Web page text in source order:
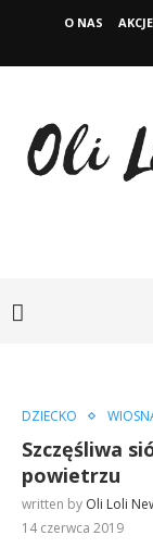
O NAS AKCJE
DZIECKO
Szczęśliwa
powietrzu
written by Oli Loli
14 czerwca 2019